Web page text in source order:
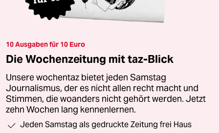
10 Ausgaben für 10 Euro
Die Wochenzeitung mit taz-Blick
Unsere wochentaz bietet jeden Samstag
Journalismus, der es nicht allen recht macht und
Stimmen, die woanders nicht gehört werden. Jetzt
zehn Wochen lang kennenlernen.
Jeden Samstag als gedruckte Zeitung frei Haus